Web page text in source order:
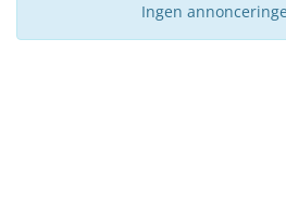
Ingen